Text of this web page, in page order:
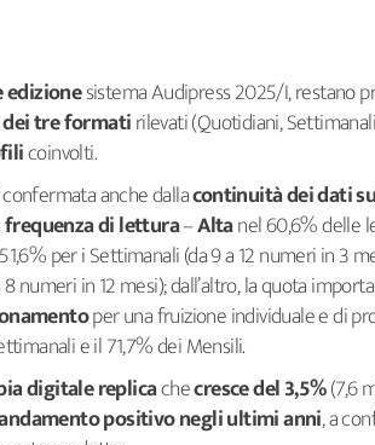
edizionesistema Audipress 2025/I, restano
tre formatirilevati (Quotidiani,
coinvolti.
anche dallacontinuità dei dati
frequenza di lettura–Altanel 60,6% delle
per i Settimanali (da 9 a 12 numeri in 3
numeri in 12 mesi); dall’altro, la quota
per una fruizione individuale e di
e il 71,7% dei Mensili.
digitale replicachecresce del 3,5%(7,6
positivo negli ultimi anni, a